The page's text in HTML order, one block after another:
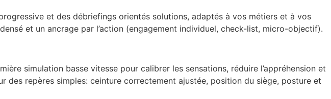
et des débriefings orientés solutions, adaptés à vos métiers et à vos
et un ancrage par l’action (engagement individuel, check-list, micro-objectif).
simulation basse vitesse pour calibrer les sensations, réduire l’appréhension et
des repères simples: ceinture correctement ajustée, position du siège, posture et